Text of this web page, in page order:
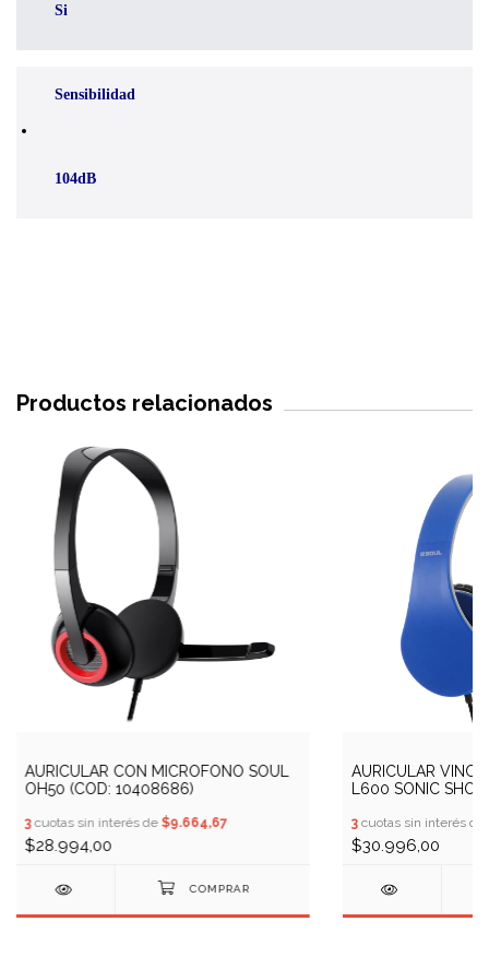
Si
Sensibilidad
104dB
Productos relacionados
AURICULAR CON MICROFONO SOUL
OH50 (COD: 10408686)
3cuotas sin interés de $9.664,67
$28.994,00
AURICULAR
L600 SONIC
3cuotas sin interés de
$30.996,00